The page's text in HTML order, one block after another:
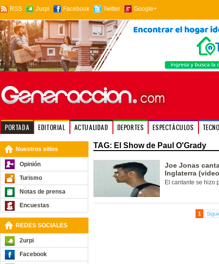
RSS 2urpi Facebook Twitter Google+
PORTADA EDITORIAL ACTUALIDAD DEPORTES ESPECTÁCULOS
Nuestros sitios
Opinión
Turismo
Notas de prensa
Encuestas
REDES SOCIALES
2urpi
Facebook
TAG: El Show de Paul O'Grady
Joe Jonas
Inglaterra
El cantante se hizo
1